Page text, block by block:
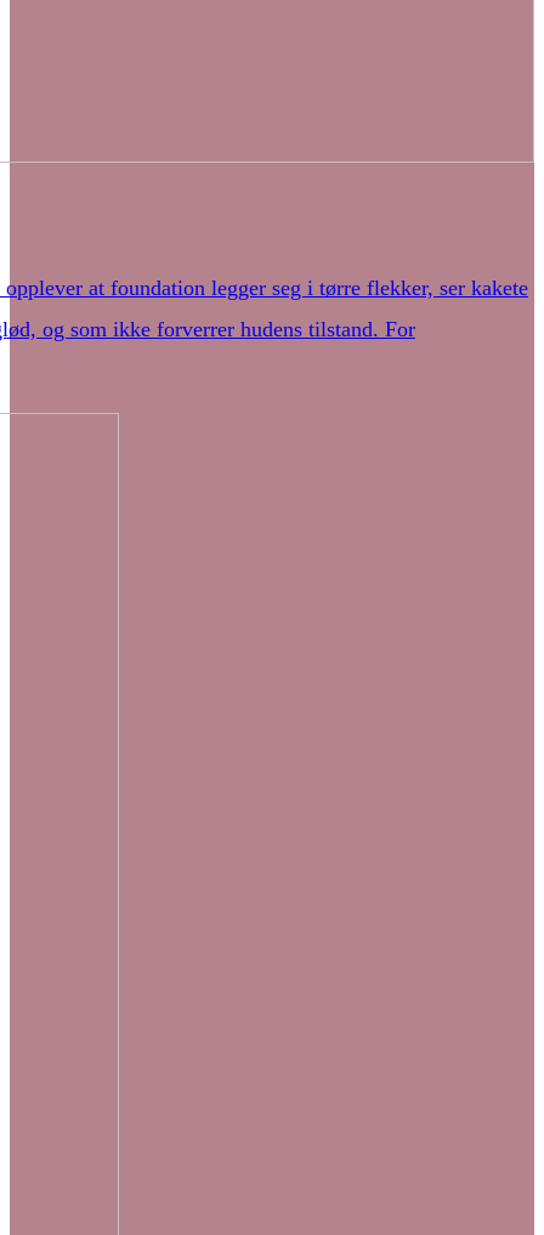
at foundation legger seg i tørre flekker, ser kakete
og som ikke forverrer hudens tilstand. For